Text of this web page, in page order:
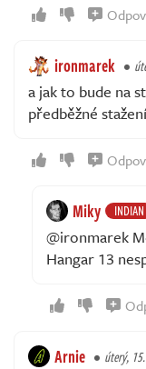
ironmarek
a jak to bude na
předběžné
Miky INDIAN
@ironmarek
Hangar 13
Arnie úterý,